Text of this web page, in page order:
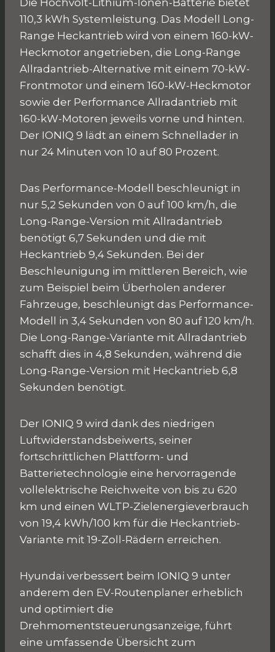
Die Hochvolt-Lithium-Ionen-Batterie bietet
110,3 kWh Systemleistung. Das Modell Long-
Range Heckantrieb wird von einem 160-kW-
Heckmotor angetrieben, die Long-Range
Allradantrieb-Alternative mit einem 70-kW-
Frontmotor und einem 160-kW-Heckmotor
sowie der Performance Allradantrieb mit
160-kW-Motoren jeweils vorne und hinten.
Der IONIQ 9 lädt an einem Schnellader in
nur 24 Minuten von 10 auf 80 Prozent.
Das Performance-Modell beschleunigt in
nur 5,2 Sekunden von 0 auf 100 km/h, die
Long-Range-Version mit Allradantrieb
benötigt 6,7 Sekunden und die mit
Heckantrieb 9,4 Sekunden. Bei der
Beschleunigung im mittleren Bereich, wie
zum Beispiel beim Überholen anderer
Fahrzeuge, beschleunigt das Performance-
Modell in 3,4 Sekunden von 80 auf 120 km/h.
Die Long-Range-Variante mit Allradantrieb
schafft dies in 4,8 Sekunden, während die
Long-Range-Version mit Heckantrieb 6,8
Sekunden benötigt.
Der IONIQ 9 wird dank des niedrigen
Luftwiderstandsbeiwerts, seiner
fortschrittlichen Plattform- und
Batterietechnologie eine hervorragende
vollelektrische Reichweite von bis zu 620
km und einen WLTP-Zielenergieverbrauch
von 19,4 kWh/100 km für die Heckantrieb-
Variante mit 19-Zoll-Rädern erreichen.
Hyundai verbessert beim IONIQ 9 unter
anderem den EV-Routenplaner erheblich
und optimiert die
Drehmomentsteuerungsanzeige, führt
eine umfassende Übersicht zum